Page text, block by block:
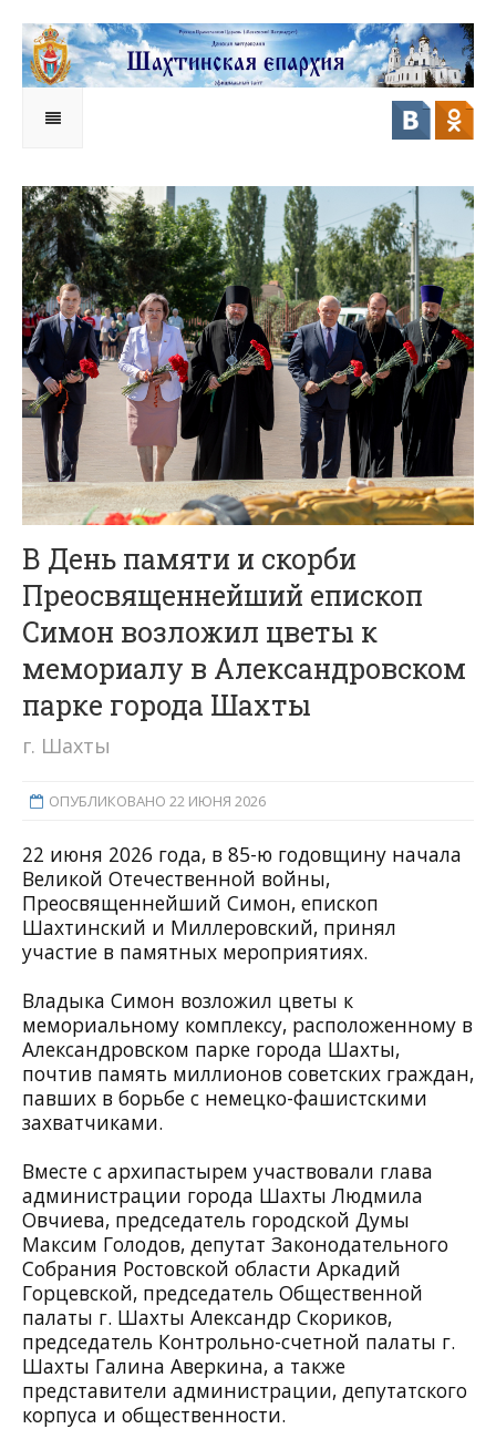
В День памяти и скорби
Преосвященнейший епископ
Симон возложил цветы к
мемориалу в Александровском
парке города Шахты
г. Шахты
ОПУБЛИКОВАНО 22 ИЮНЯ 2026
22 июня 2026 года, в 85-ю годовщину начала
Великой Отечественной войны,
Преосвященнейший Симон, епископ
Шахтинский и Миллеровский, принял
участие в памятных мероприятиях.
Владыка Симон возложил цветы к
мемориальному комплексу, расположенному в
Александровском парке города Шахты,
почтив память миллионов советских граждан,
павших в борьбе с немецко-фашистскими
захватчиками.
Вместе с архипастырем участвовали глава
администрации города Шахты Людмила
Овчиева, председатель городской Думы
Максим Голодов, депутат Законодательного
Собрания Ростовской области Аркадий
Горцевской, председатель Общественной
палаты г. Шахты Александр Скориков,
председатель Контрольно-счетной палаты г.
Шахты Галина Аверкина, а также
представители администрации, депутатского
корпуса и общественности.